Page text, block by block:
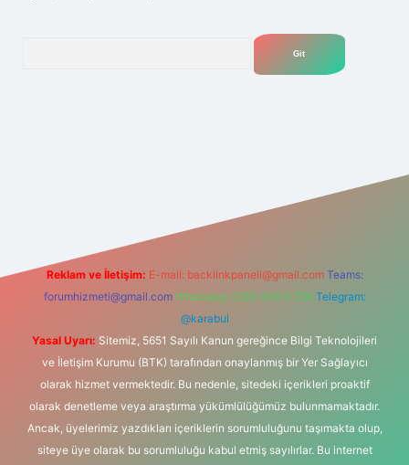
Reklam ve İletişim: E-mail: backlinkpaneli@gmail.com Teams:
forumhizmeti@gmail.com Whatsapp: 0262 606 0 726 Telegram:
@karabul
Yasal Uyarı: Sitemiz, 5651 Sayılı Kanun gereğince Bilgi Teknolojileri
ve İletişim Kurumu (BTK) tarafından onaylanmış bir Yer Sağlayıcı
olarak hizmet vermektedir. Bu nedenle, sitedeki içerikleri proaktif
olarak denetleme veya araştırma yükümlülüğümüz bulunmamaktadır.
Ancak, üyelerimiz yazdıkları içeriklerin sorumluluğunu taşımakta olup,
siteye üye olarak bu sorumluluğu kabul etmiş sayılırlar. Bu internet